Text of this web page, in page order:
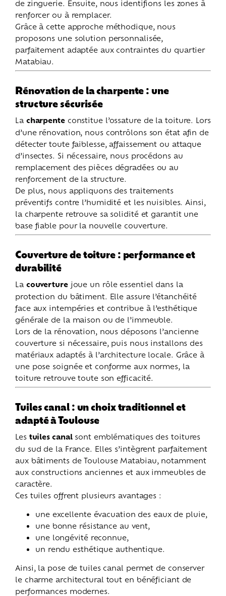
de zinguerie. Ensuite, nous identifions les zones à
renforcer ou à remplacer.
Grâce à cette approche méthodique, nous
proposons une solution personnalisée,
parfaitement adaptée aux contraintes du quartier
Matabiau.
Rénovation de la charpente : une
structure sécurisée
La charpenteconstitue l’ossature de la toiture. Lors
d’une rénovation, nous contrôlons son état afin de
détecter toute faiblesse, affaissement ou attaque
d’insectes. Si nécessaire, nous procédons au
remplacement des pièces dégradées ou au
renforcement de la structure.
De plus, nous appliquons des traitements
préventifs contre l’humidité et les nuisibles. Ainsi,
la charpente retrouve sa solidité et garantit une
base fiable pour la nouvelle couverture.
Couverture de toiture : performance et
durabilité
La couverturejoue un rôle essentiel dans la
protection du bâtiment. Elle assure l’étanchéité
face aux intempéries et contribue à l’esthétique
générale de la maison ou de l’immeuble.
Lors de la rénovation, nous déposons l’ancienne
couverture si nécessaire, puis nous installons des
matériaux adaptés à l’architecture locale. Grâce à
une pose soignée et conforme aux normes, la
toiture retrouve toute son efficacité.
Tuiles canal : un choix traditionnel et
adapté à Toulouse
Les tuiles canalsont emblématiques des toitures
du sud de la France. Elles s’intègrent parfaitement
aux bâtiments de Toulouse Matabiau, notamment
aux constructions anciennes et aux immeubles de
caractère.
Ces tuiles offrent plusieurs avantages :
une excellente évacuation des eaux de pluie,
une bonne résistance au vent,
une longévité reconnue,
un rendu esthétique authentique.
Ainsi, la pose de tuiles canal permet de conserver
le charme architectural tout en bénéficiant de
performances modernes.